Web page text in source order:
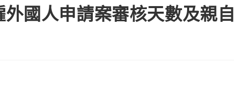
國人申請案審核天數及親自